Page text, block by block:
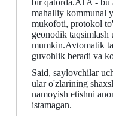
bir qatorda.ATA - bu
mahalliy kommunal
mukofoti, protokol
geonodik taqsimlash
mumkin.Avtomatik
guvohlik beradi va
Said, saylovchilar
ular o'zlarining
namoyish etishni
istamagan.